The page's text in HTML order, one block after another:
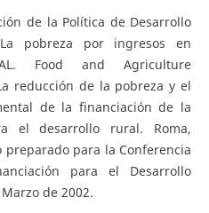
de la Política de Desarrollo
La pobreza por ingresos en
Food and Agriculture
reducción de la pobreza y el
de la financiación de la
el desarrollo rural. Roma,
preparado para la Conferencia
para el Desarrollo
de 2002.